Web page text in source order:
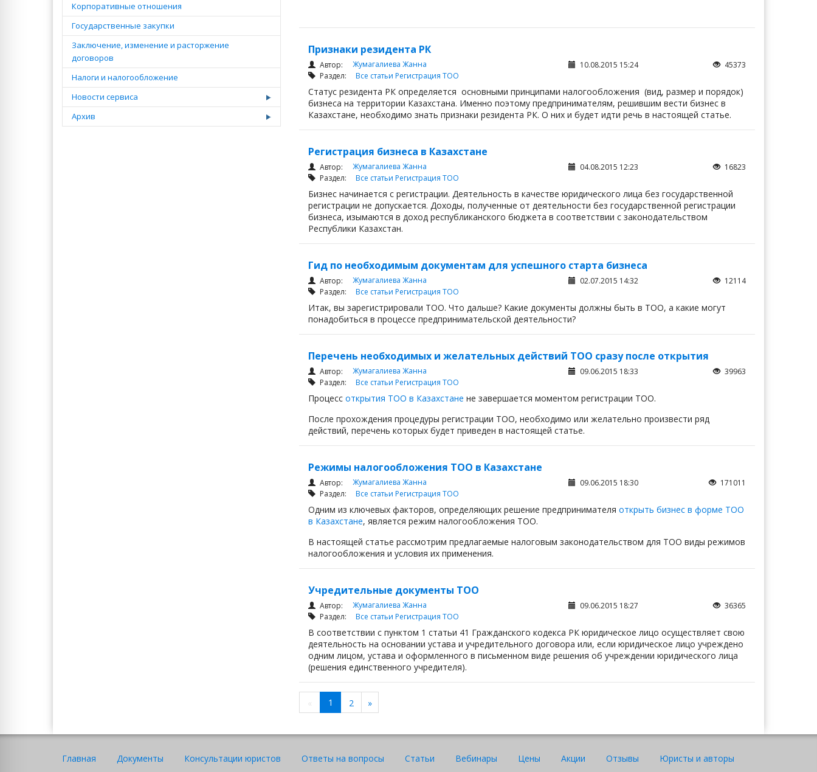
Корпоративные отношения
Государственные закупки
Заключение, изменение и расторжение
договоров
Налоги и налогообложение
Новости сервиса
Архив
Признаки резидента РК
Автор: Жумагалиева Жанна 10.08.2015 15:24
45373
Раздел: Все статьи Регистрация ТОО
Статус резидента РК определяется основными принципами налогообложения (вид, размер и порядок)
бизнеса на территории Казахстана. Именно поэтому предпринимателям, решившим вести бизнес в
Казахстане, необходимо знать признаки резидента РК. О них и будет идти речь в настоящей статье.
Регистрация бизнеса в Казахстане
Автор: Жумагалиева Жанна 04.08.2015 12:23
16823
Раздел: Все статьи Регистрация ТОО
Бизнес начинается с регистрации. Деятельность в качестве юридического лица без государственной
регистрации не допускается. Доходы, полученные от деятельности без государственной регистрации
бизнеса, изымаются в доход республиканского бюджета в соответствии с законодательством
Республики Казахстан.
Гид по необходимым документам для успешного старта бизнеса
Автор: Жумагалиева Жанна 02.07.2015 14:32
12114
Раздел: Все статьи Регистрация ТОО
Итак, вы зарегистрировали ТОО. Что дальше? Какие документы должны быть в ТОО, а какие могут
понадобиться в процессе предпринимательской деятельности?
Перечень необходимых и желательных действий ТОО сразу после открытия
Автор: Жумагалиева Жанна 09.06.2015 18:33
39963
Раздел: Все статьи Регистрация ТОО
Процесс открытия ТОО в Казахстане не завершается моментом регистрации ТОО.
После прохождения процедуры регистрации ТОО, необходимо или желательно произвести ряд
действий, перечень которых будет приведен в настоящей статье.
Режимы налогообложения ТОО в Казахстане
Автор: Жумагалиева Жанна 09.06.2015 18:30
171011
Раздел: Все статьи Регистрация ТОО
Одним из ключевых факторов, определяющих решение предпринимателя открыть бизнес в форме ТОО
в Казахстане, является режим налогообложения ТОО.
В настоящей статье рассмотрим предлагаемые налоговым законодательством для ТОО виды режимов
налогообложения и условия их применения.
Учредительные документы ТОО
Автор: Жумагалиева Жанна 09.06.2015 18:27
36365
Раздел: Все статьи Регистрация ТОО
В соответствии с пунктом 1 статьи 41 Гражданского кодекса РК юридическое лицо осуществляет свою
деятельность на основании устава и учредительного договора или, если юридическое лицо учреждено
одним лицом, устава и оформленного в письменном виде решения об учреждении юридического лица
(решения единственного учредителя).
1 2 »
Главная Документы Консультации юристов Ответы на вопросы Статьи Вебинары Цены Акции Отзывы
Юристы и авторы